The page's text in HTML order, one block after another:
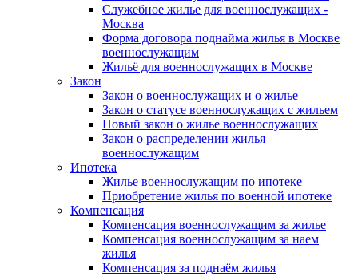
Служебное жилье для военнослужащих -
Москва
Форма договора поднайма жилья в Москве
военнослужащим
Жильё для военнослужащих в Москве
Закон
Закон о военнослужащих и о жилье
Закон о статусе военнослужащих с жильем
Новый закон о жилье военнослужащих
Закон о распределении жилья
военнослужащим
Ипотека
Жилье военнослужащим по ипотеке
Приобретение жилья по военной ипотеке
Компенсация
Компенсация военнослужащим за жилье
Компенсация военнослужащим за наем
жилья
Компенсация за поднаём жилья